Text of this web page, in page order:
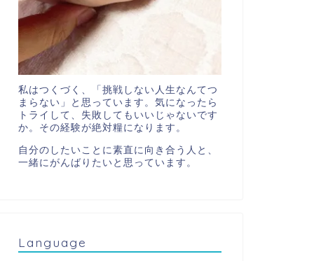
私はつくづく、「挑戦しない人生なんてつ
まらない」と思っています。気になったら
トライして、失敗してもいいじゃないです
か。その経験が絶対糧になります。
自分のしたいことに素直に向き合う人と、
一緒にがんばりたいと思っています。
Language